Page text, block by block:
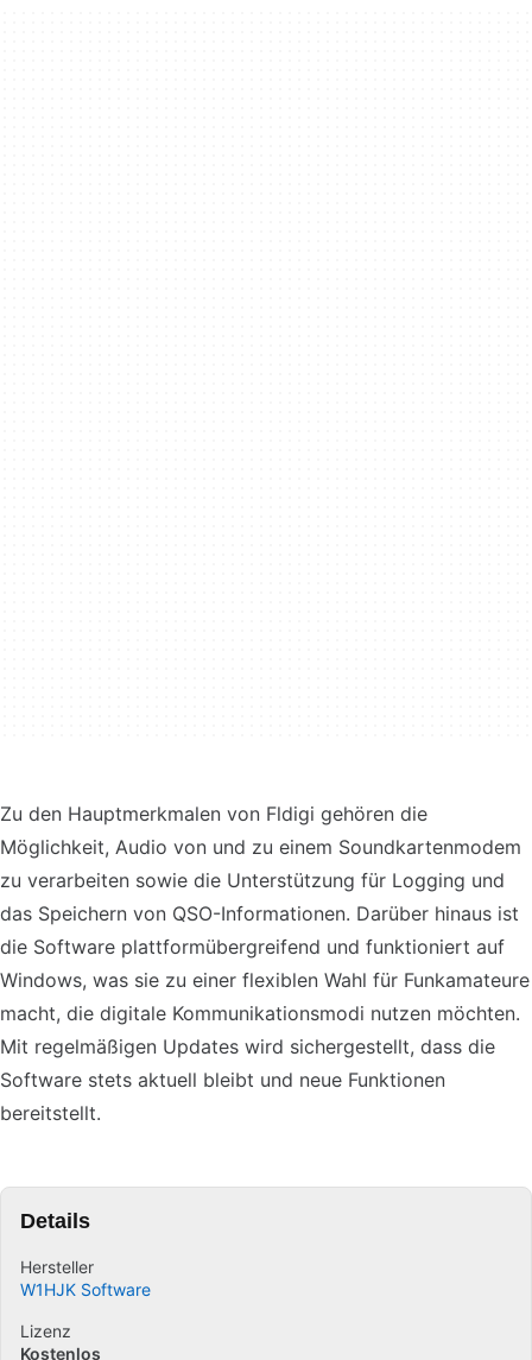
Zu den Hauptmerkmalen von Fldigi gehören die
Möglichkeit, Audio von und zu einem Soundkartenmodem
zu verarbeiten sowie die Unterstützung für Logging und
das Speichern von QSO-Informationen. Darüber hinaus ist
die Software plattformübergreifend und funktioniert auf
Windows, was sie zu einer flexiblen Wahl für Funkamateure
macht, die digitale Kommunikationsmodi nutzen möchten.
Mit regelmäßigen Updates wird sichergestellt, dass die
Software stets aktuell bleibt und neue Funktionen
bereitstellt.
Details
Hersteller
W1HJK Software
Lizenz
Kostenlos